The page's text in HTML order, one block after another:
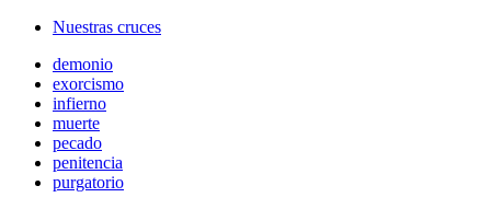
Nuestras cruces
demonio
exorcismo
infierno
muerte
pecado
penitencia
purgatorio